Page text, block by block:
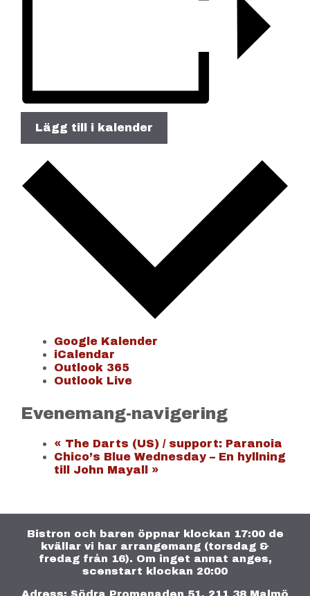
Lägg till i kalender
Google Kalender
iCalendar
Outlook 365
Outlook Live
Evenemang-navigering
« The Darts (US) / support: Paranoia
Chico’s Blue Wednesday – En hyllning
till John Mayall »
Bistron och baren öppnar klockan 17:00 de
kvällar vi har arrangemang (torsdag &
fredag från 16). Om inget annat anges,
scenstart klockan 20:00